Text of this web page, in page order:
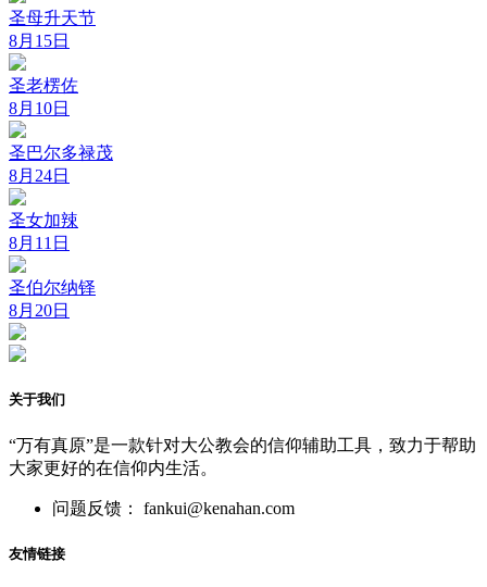
圣母升天节
8月15日
圣老楞佐
8月10日
圣巴尔多禄茂
8月24日
圣女加辣
8月11日
圣伯尔纳铎
8月20日
关于我们
“万有真原”是一款针对大公教会的信仰辅助工具，致力于帮助
大家更好的在信仰内生活。
问题反馈： fankui@kenahan.com
友情链接